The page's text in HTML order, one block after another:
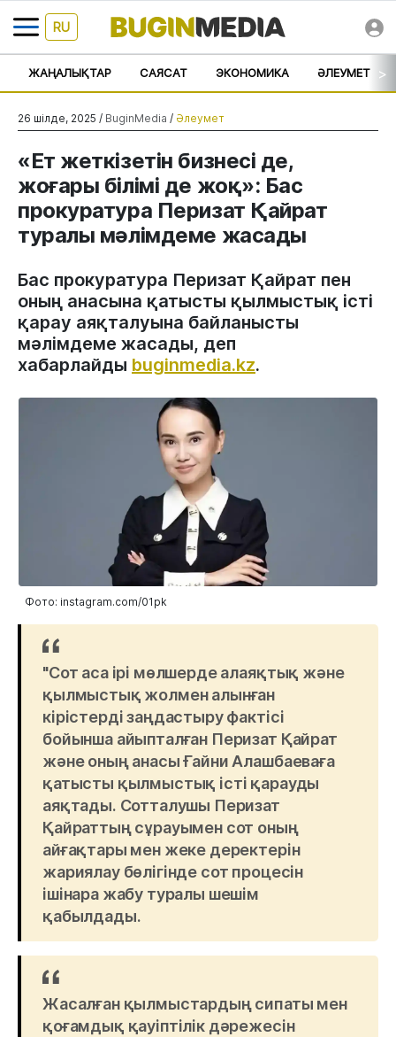
RU
ЖАҢАЛЫҚТАР САЯСАТ ЭКОНОМИКА ӘЛЕУМЕТ >
26 шілде, 2025 / BuginMedia / Әлеумет
«Ет жеткізетін бизнесі де,
жоғары білімі де жоқ»: Бас
прокуратура Перизат Қайрат
туралы мәлімдеме жасады
Бас прокуратура Перизат Қайрат пен
оның анасына қатысты қылмыстық істі
қарау аяқталуына байланысты
мәлімдеме жасады, деп
хабарлайды buginmedia.kz.
Фото: instagram.com/01pk
"Сот аса ірі мөлшерде алаяқтық және
қылмыстық жолмен алынған
кірістерді заңдастыру фактісі
бойынша айыпталған Перизат Қайрат
және оның анасы Ғайни Алашбаеваға
қатысты қылмыстық істі қарауды
аяқтады. Сотталушы Перизат
Қайраттың сұрауымен сот оның
айғақтары мен жеке деректерін
жариялау бөлігінде сот процесін
ішінара жабу туралы шешім
қабылдады.
Жасалған қылмыстардың сипаты мен
қоғамдық қауіптілік дәрежесін